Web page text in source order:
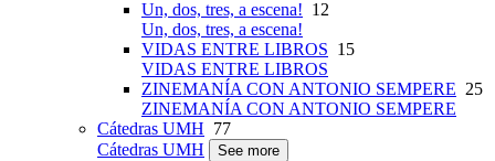
Un, dos, tres, a escena! 12
Un, dos, tres, a escena!
VIDAS ENTRE LIBROS 15
VIDAS ENTRE LIBROS
ZINEMANÍA CON ANTONIO SEMPERE 25
ZINEMANÍA CON ANTONIO SEMPERE
Cátedras UMH 77
Cátedras UMH
See more